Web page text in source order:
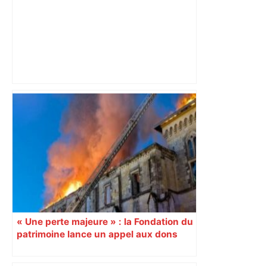
Après la fusion avec la liste PS
Toulouse, le candidat LFI salue "une
dynamique qui nous oblige à la
responsabilité" – Franceinfo
« Une perte majeure » : la Fondation du
patrimoine lance un appel aux dons